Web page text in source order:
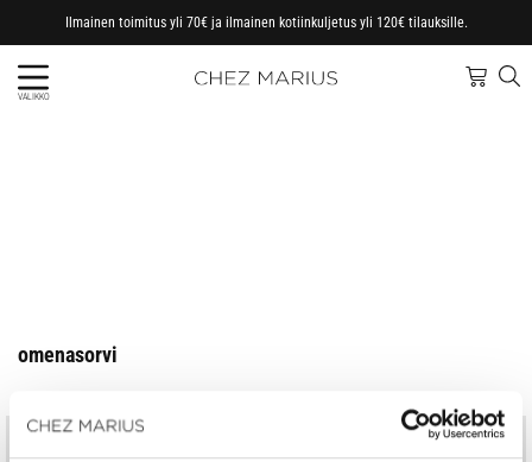
Ilmainen toimitus yli 70€ ja ilmainen kotiinkuljetus yli 120€ tilauksille.
VALIKKO
omenasorvi
Jo vuodesta 1997
Kotimainen perheyritys